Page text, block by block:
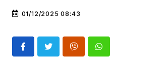
01/12/2025 08:43